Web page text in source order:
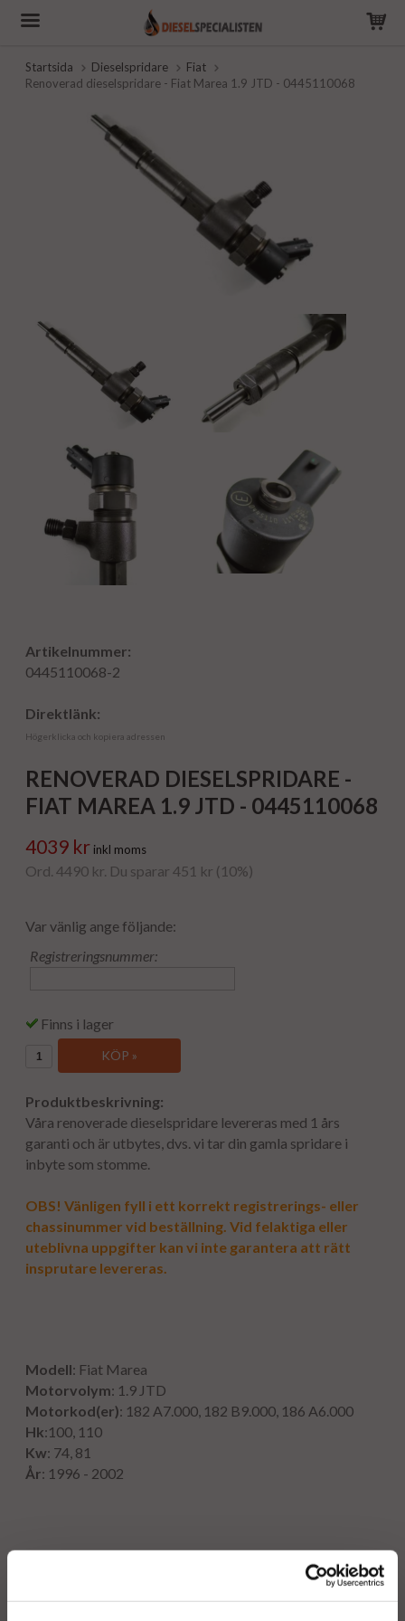
Startsida Dieselspridare
Fiat
Renoverad dieselspridare - Fiat Marea 1.9 JTD - 0445110068
Artikelnummer:
0445110068-2
Direktlänk:
Högerklicka och kopiera adressen
RENOVERAD DIESELSPRIDARE -
FIAT MAREA 1.9 JTD - 0445110068
4039 kr inkl moms
Ord. 4490 kr. Du sparar 451 kr (10%)
Var vänlig ange följande:
Registreringsnummer:
Finns i lager
KÖP »
Produktbeskrivning:
Våra renoverade dieselspridare levereras med 1 års
garanti och är utbytes, dvs. vi tar din gamla spridare i
inbyte som stomme.
OBS! Vänligen fyll i ett korrekt registrerings- eller
chassinummer vid beställning. Vid felaktiga eller
uteblivna uppgifter kan vi inte garantera att rätt
insprutare levereras.
Modell: Fiat Marea
Motorvolym: 1.9 JTD
Motorkod(er): 182 A7.000, 182 B9.000, 186 A6.000
Hk:100, 110
Kw: 74, 81
År: 1996 - 2002
0 445 110 119